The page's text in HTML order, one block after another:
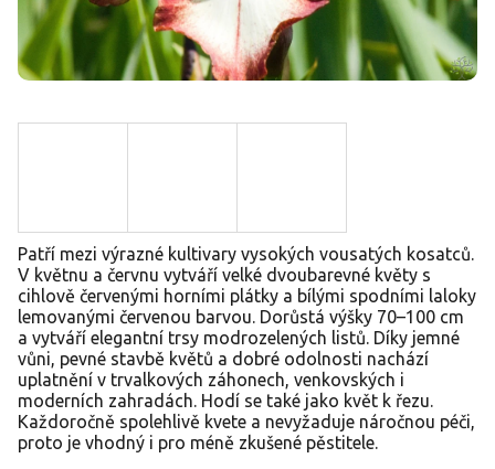
Patří mezi výrazné kultivary vysokých vousatých kosatců.
V květnu a červnu vytváří velké dvoubarevné květy s
cihlově červenými horními plátky a bílými spodními laloky
lemovanými červenou barvou. Dorůstá výšky 70–100 cm
a vytváří elegantní trsy modrozelených listů. Díky jemné
vůni, pevné stavbě květů a dobré odolnosti nachází
uplatnění v trvalkových záhonech, venkovských i
moderních zahradách. Hodí se také jako květ k řezu.
Každoročně spolehlivě kvete a nevyžaduje náročnou péči,
proto je vhodný i pro méně zkušené pěstitele.